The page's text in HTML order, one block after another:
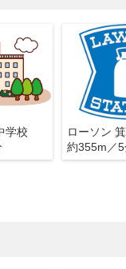
学校
約355m／